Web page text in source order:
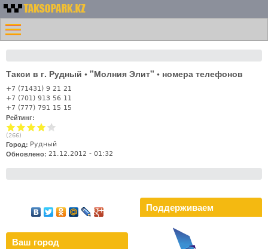
содержанию
Номера
такси
Казахстана -
Таксопарк.KZ
Меню
Главная
Контакты
Такси в г. Рудный • "Молния Элит" • номера телефонов
+7 (71431) 9 21 21
+7 (701) 913 56 11
+7 (777) 791 15 15
Рейтинг:
(266)
Город: Рудный
Обновлено: 21.12.2012 - 01:32
Ваш город
Поддерживаем